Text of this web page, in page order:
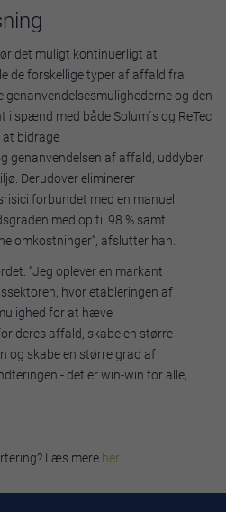
det muligt kontinuerligt at
de forskellige typer af affald fra
og den
spænd med både Solum´s og ReTec
at bidrage
genanvendelsen af affald, uddyber
Derudover eliminerer
forbundet med en manuel
med op til 98 % samt
omkostninger”, afslutter han.
”Jeg oplever en markant
hvor etableringen af
for at hæve
deres affald, skabe en større
og skabe en større grad af
- det er win-win for alle,
Læs mere her